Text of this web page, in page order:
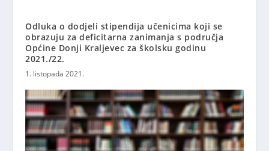
Odluka o dodjeli stipendija učenicima koji se
obrazuju za deficitarna zanimanja s područja
Općine Donji Kraljevec za školsku godinu
2021./22.
1. listopada 2021.